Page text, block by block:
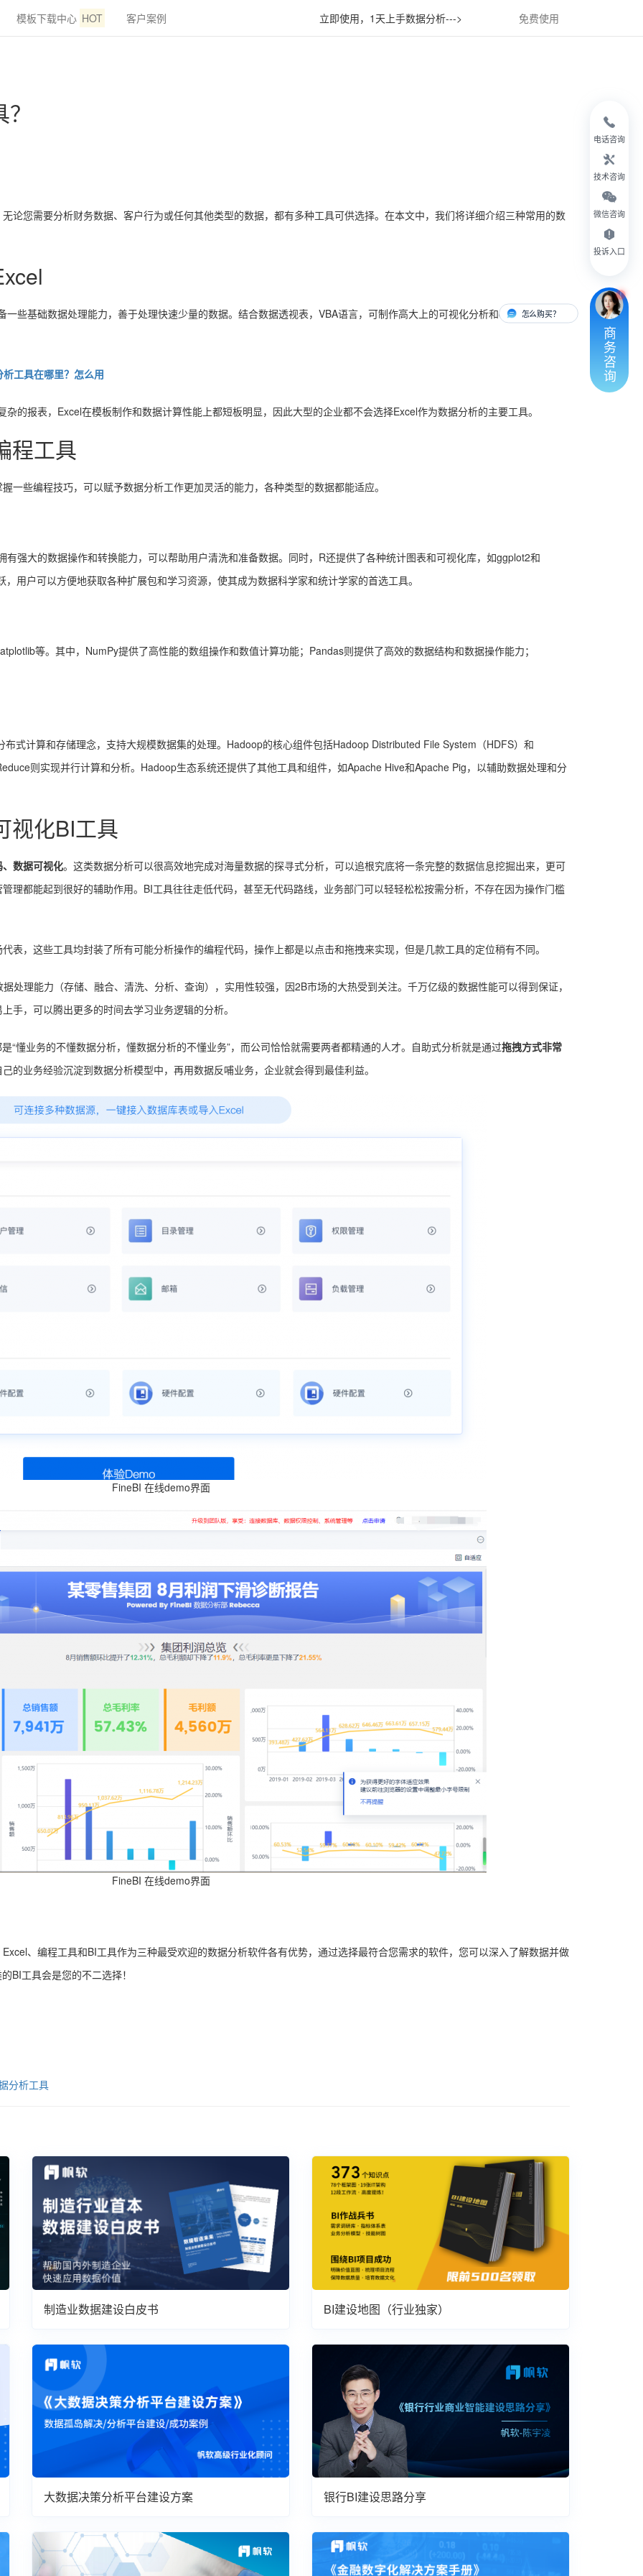
模板下载中心 HOT 客户案例 立即使用，1天上手数据分析---> 免费使用
论您需要分析财务数据、客户行为或任何其他类型的数据，都有多种工具可供选择。在本文中，我们将详细介绍三种常用的数
些基础数据处理能力，善于处理快速少量的数据。结合数据透视表，VBA语言，可制作高大上的可视化分析和dashboard仪表
工具在哪里？怎么用
的报表，Excel在模板制作和数据计算性能上都短板明显，因此大型的企业都不会选择Excel作为数据分析的主要工具。
程工具
一些编程技巧，可以赋予数据分析工作更加灵活的能力，各种类型的数据都能适应。
强大的数据操作和转换能力，可以帮助用户清洗和准备数据。同时，R还提供了各种统计图表和可视化库，如ggplot2和
用户可以方便地获取各种扩展包和学习资源，使其成为数据科学家和统计学家的首选工具。
等。其中，NumPy提供了高性能的数组操作和数值计算功能；Pandas则提供了高效的数据结构和数据操作能力；
式计算和存储理念，支持大规模数据集的处理。Hadoop的核心组件包括Hadoop Distributed File System（HDFS）和
则实现并行计算和分析。Hadoop生态系统还提供了其他工具和组件，如Apache Hive和Apache Pig，以辅助数据处理和分
视化BI工具
数据可视化。这类数据分析可以很高效地完成对海量数据的探寻式分析，可以追根究底将一条完整的数据信息挖掘出来，更可
理都能起到很好的辅助作用。BI工具往往走低代码，甚至无代码路线，业务部门可以轻轻松松按需分析，不存在因为操作门槛
表，这些工具均封装了所有可能分析操作的编程代码，操作上都是以点击和拖拽来实现，但是几款工具的定位稍有不同。
处理能力（存储、融合、清洗、分析、查询），实用性较强，因2B市场的大热受到关注。千万亿级的数据性能可以得到保证，
手，可以腾出更多的时间去学习业务逻辑的分析。
“懂业务的不懂数据分析，懂数据分析的不懂业务”，而公司恰恰就需要两者都精通的人才。自助式分析就是通过拖拽方式非常
的业务经验沉淀到数据分析模型中，再用数据反哺业务，企业就会得到最佳利益。
FineBI 在线demo界面
FineBI 在线demo界面
、编程工具和BI工具作为三种最受欢迎的数据分析软件各有优势，通过选择最符合您需求的软件，您可以深入了解数据并做
BI工具会是您的不二选择！
分析工具
制造业数据建设白皮书 BI建设地图（行业独家）
大数据决策分析平台建设方案 银行BI建设思路分享
电话咨询
技术咨询
微信咨询
投诉入口
怎么购买？ 有人对接
商
务
咨
询